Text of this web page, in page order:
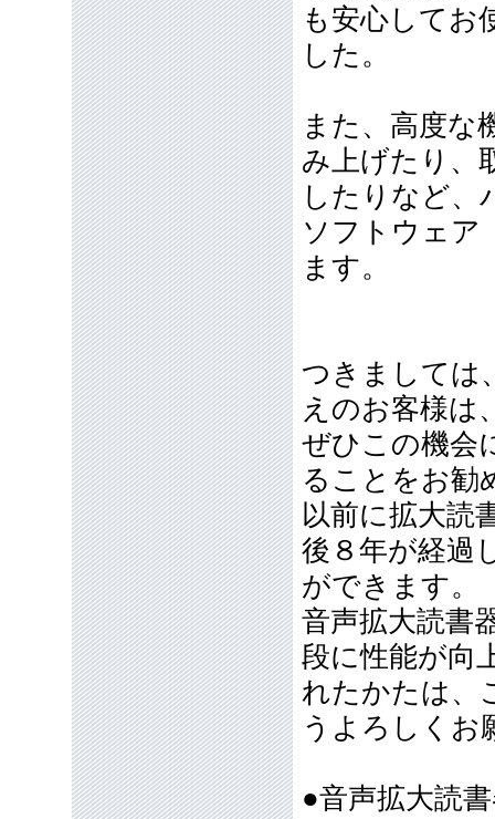
も安心してお
した。
また、高度な
み上げたり、
したりなど、
ソフトウェア
ます。
つきましては
えのお客様は
ぜひこの機会
ることをお勧
以前に拡大読
後８年が経過
ができます。
音声拡大読書
段に性能が向
れたかたは、
うよろしくお
●音声拡大読